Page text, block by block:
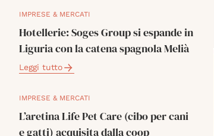
IMPRESE & MERCATI
Hotellerie: Soges Group si espande in
Liguria con la catena spagnola Melià
Leggi tutto
IMPRESE & MERCATI
L’aretina Life Pet Care (cibo per cani
e gatti) acquisita dalla coop